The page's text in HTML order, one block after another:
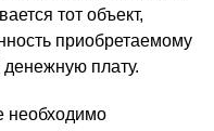
тот объект,
приобретаемому
плату.
необходимо